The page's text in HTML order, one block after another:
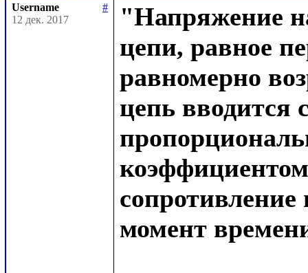
Username
#
12 дек. 2017
"Напряжение
цепи, равное
равномерно
цепь вводится
момент